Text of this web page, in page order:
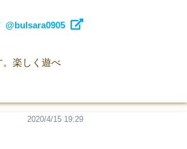
@bulsara0905
。楽しく遊べ
2020/4/15 19:29